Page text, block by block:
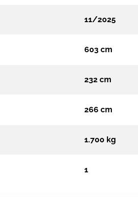
11/2025
603 cm
232 cm
266 cm
1.700 kg
1